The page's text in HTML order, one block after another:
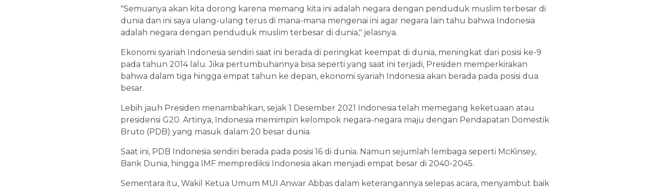
"Semuanya akan kita dorong karena memang kita ini adalah negara dengan penduduk muslim terbesar di
dunia dan ini saya ulang-ulang terus di mana-mana mengenai ini agar negara lain tahu bahwa Indonesia
adalah negara dengan penduduk muslim terbesar di dunia," jelasnya.
Ekonomi syariah Indonesia sendiri saat ini berada di peringkat keempat di dunia, meningkat dari posisi ke-9
pada tahun 2014 lalu. Jika pertumbuhannya bisa seperti yang saat ini terjadi, Presiden memperkirakan
bahwa dalam tiga hingga empat tahun ke depan, ekonomi syariah Indonesia akan berada pada posisi dua
besar.
Lebih jauh Presiden menambahkan, sejak 1 Desember 2021 Indonesia telah memegang keketuaan atau
presidensi G20. Artinya, Indonesia memimpin kelompok negara-negara maju dengan Pendapatan Domestik
Bruto (PDB) yang masuk dalam 20 besar dunia.
Saat ini, PDB Indonesia sendiri berada pada posisi 16 di dunia. Namun sejumlah lembaga seperti McKinsey,
Bank Dunia, hingga IMF memprediksi Indonesia akan menjadi empat besar di 2040-2045.
Sementara itu, Wakil Ketua Umum MUI Anwar Abbas dalam keterangannya selepas acara, menyambut baik